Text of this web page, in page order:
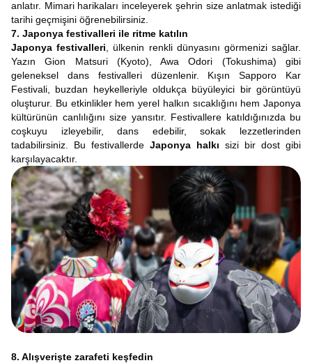
anlatır. Mimari harikaları inceleyerek şehrin size anlatmak istediği
tarihi geçmişini öğrenebilirsiniz.
7. Japonya festivalleri ile ritme katılın
Japonya festivalleri , ülkenin renkli dünyasını görmenizi sağlar.
Yazın Gion Matsuri (Kyoto), Awa Odori (Tokushima) gibi
geleneksel dans festivalleri düzenlenir. Kışın Sapporo Kar
Festivali, buzdan heykelleriyle oldukça büyüleyici bir görüntüyü
oluşturur. Bu etkinlikler hem yerel halkın sıcaklığını hem Japonya
kültürünün canlılığını size yansıtır. Festivallere katıldığınızda bu
coşkuyu izleyebilir, dans edebilir, sokak lezzetlerinden
tadabilirsiniz. Bu festivallerde Japonya halkı sizi bir dost gibi
karşılayacaktır.
8. Alışverişte zarafeti keşfedin